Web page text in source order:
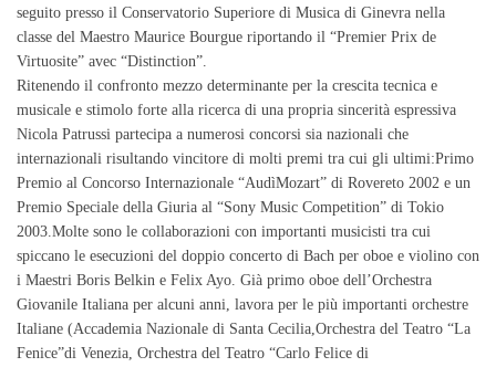
seguito presso il Conservatorio Superiore di Musica di Ginevra nella
classe del Maestro Maurice Bourgue riportando il “Premier Prix de
Virtuosite” avec “Distinction”.
Ritenendo il confronto mezzo determinante per la crescita tecnica e
musicale e stimolo forte alla ricerca di una propria sincerità espressiva
Nicola Patrussi partecipa a numerosi concorsi sia nazionali che
internazionali risultando vincitore di molti premi tra cui gli ultimi:Primo
Premio al Concorso Internazionale “AudìMozart” di Rovereto 2002 e un
Premio Speciale della Giuria al “Sony Music Competition” di Tokio
2003.Molte sono le collaborazioni con importanti musicisti tra cui
spiccano le esecuzioni del doppio concerto di Bach per oboe e violino con
i Maestri Boris Belkin e Felix Ayo. Già primo oboe dell’Orchestra
Giovanile Italiana per alcuni anni, lavora per le più importanti orchestre
Italiane (Accademia Nazionale di Santa Cecilia,Orchestra del Teatro “La
Fenice”di Venezia, Orchestra del Teatro “Carlo Felice di